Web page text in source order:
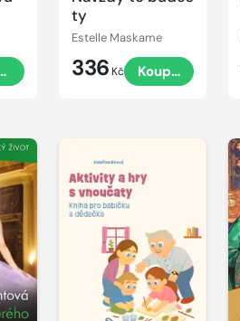
ty
Estelle Maskame
336 Kč Koupit